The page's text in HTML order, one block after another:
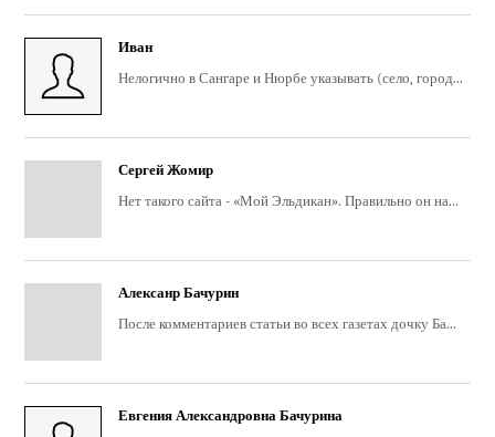
Иван
Нелогично в Сангаре и Нюрбе указывать (село, город...
Сергей Жомир
Нет такого сайта - «Мой Эльдикан». Правильно он на...
Алексанр Бачурин
После комментариев статьи во всех газетах дочку Ба...
Евгения Александровна Бачурина